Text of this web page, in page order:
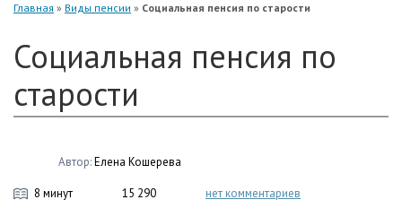
Главная » Виды пенсии » Социальная пенсия по старости
Социальная пенсия по
старости
Автор:Елена Кошерева
8 минут 15 290 нет комментариев